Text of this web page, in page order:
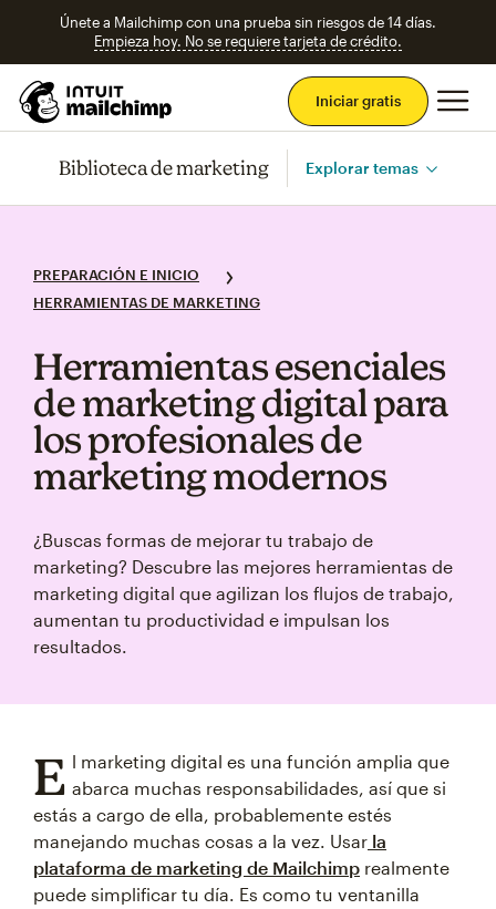
Únete a Mailchimp con una prueba sin riesgos de 14 días.
Empieza hoy. No se requiere tarjeta de crédito.
Iniciar gratis
Biblioteca de marketing Explorar temas
PREPARACIÓN E INICIO
HERRAMIENTAS DE MARKETING
Herramientas esenciales
de marketing digital para
los profesionales de
marketing modernos
¿Buscas formas de mejorar tu trabajo de
marketing? Descubre las mejores herramientas de
marketing digital que agilizan los flujos de trabajo,
aumentan tu productividad e impulsan los
resultados.
E l marketing digital es una función amplia que
abarca muchas responsabilidades, así que si
estás a cargo de ella, probablemente estés
manejando muchas cosas a la vez. Usar la
plataforma de marketing de Mailchimp realmente
puede simplificar tu día. Es como tu ventanilla